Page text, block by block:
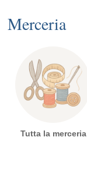
Merceria
Tutta la merceria